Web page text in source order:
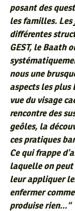
posant des
les familles. Les
différentes
GEST, le Baath
nous une
aspects les plus
vue du visage
rencontre des
geôles, la
ces pratiques
Ce qui frappe
laquelle on peut
leur appliquer
enfermer
produise rien… “